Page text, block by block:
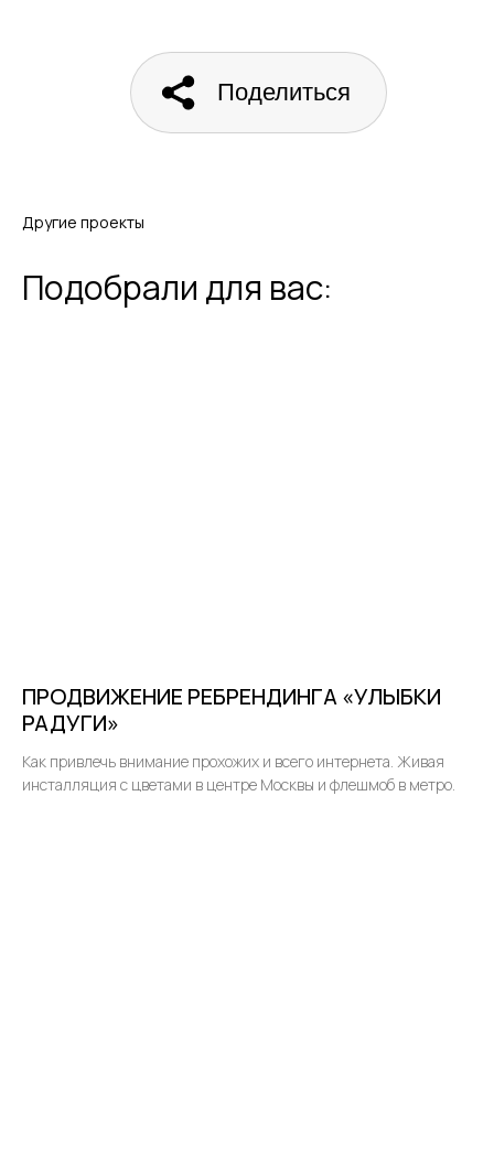
Поделиться
Другие проекты
Подобрали для вас:
ПРОДВИЖЕНИЕ РЕБРЕНДИНГА «УЛЫБКИ
РАДУГИ»
Как привлечь внимание прохожих и всего интернета. Живая
инсталляция с цветами в центре Москвы и флешмоб в метро.